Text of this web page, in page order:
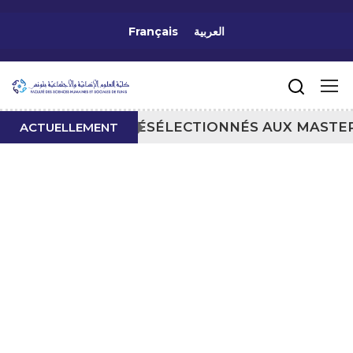
Français العربية
ACTUELLEMENTPRÉSÉLECTIONNÉS AUX MASTERS